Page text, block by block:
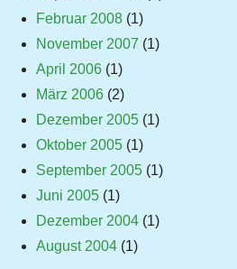
Februar 2008 (1)
November 2007 (1)
April 2006 (1)
März 2006 (2)
Dezember 2005 (1)
Oktober 2005 (1)
September 2005 (1)
Juni 2005 (1)
Dezember 2004 (1)
August 2004 (1)